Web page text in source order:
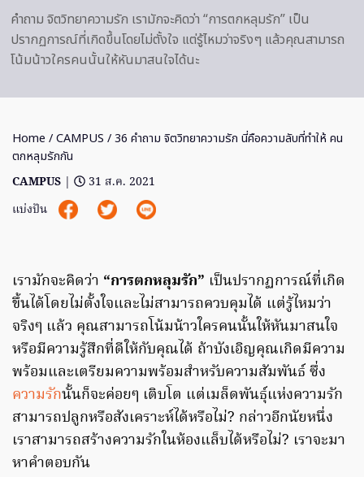
คำถาม จิตวิทยาความรัก เรามักจะคิดว่า “การตกหลุมรัก” เป็น
ปรากฏการณ์ที่เกิดขึ้นโดยไม่ตั้งใจ แต่รู้ไหมว่าจริงๆ แล้วคุณสามารถ
โน้มน้าวใครคนนั้นให้หันมาสนใจได้นะ
Home /CAMPUS / 36 คำถาม จิตวิทยาความรัก นี่คือความลับที่ทำให้ คน
ตกหลุมรักกัน
CAMPUS |
31 ส.ค. 2021
แบ่งปัน
เรามักจะคิดว่า “การตกหลุมรัก” เป็นปรากฏการณ์ที่เกิด
ขึ้นได้โดยไม่ตั้งใจและไม่สามารถควบคุมได้ แต่รู้ไหมว่า
จริงๆ แล้ว คุณสามารถโน้มน้าวใครคนนั้นให้หันมาสนใจ
หรือมีความรู้สึกที่ดีให้กับคุณได้ ถ้าบังเอิญคุณเกิดมีความ
พร้อมและเตรียมความพร้อมสำหรับความสัมพันธ์ ซึ่ง
ความรักนั้นก็จะค่อยๆ เติบโต แต่เมล็ดพันธุ์แห่งความรัก
สามารถปลูกหรือสังเคราะห์ได้หรือไม่? กล่าวอีกนัยหนึ่ง
เราสามารถสร้างความรักในห้องแล็บได้หรือไม่? เราจะมา
หาคำตอบกัน